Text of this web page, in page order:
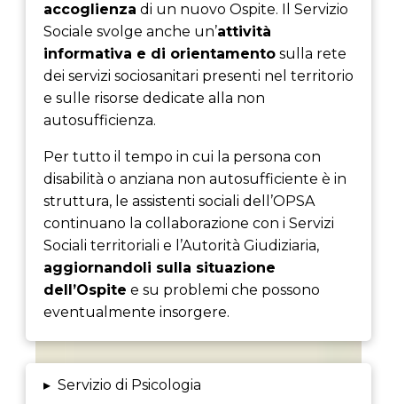
accoglienza di un nuovo Ospite. Il Servizio
Sociale svolge anche un’attività
informativa e di orientamentosulla rete
dei servizi sociosanitari presenti nel territorio
e sulle risorse dedicate alla non
autosufficienza.
Per tutto il tempo in cui la persona con
disabilità o anziana non autosufficiente è in
struttura, le assistenti sociali dell’OPSA
continuano la collaborazione con i Servizi
Sociali territoriali e l’Autorità Giudiziaria,
aggiornandoli sulla situazione
dell’Ospite e su problemi che possono
eventualmente insorgere.
▸ Servizio di Psicologia